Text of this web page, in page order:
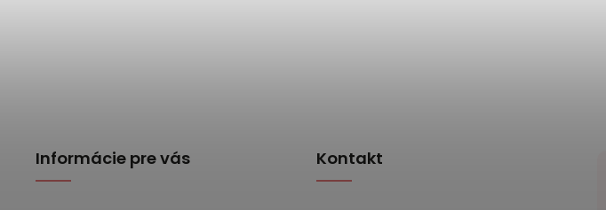
Informácie pre vás Kontakt